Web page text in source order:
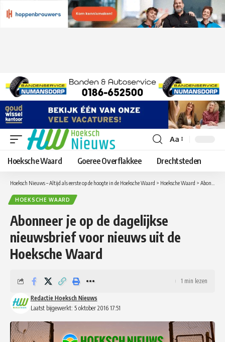
Lettergrootte
aanpassen
Aa
Hoeksche Waard Goeree Overflakkee Drechtsteden
Hoeksch Nieuws – Altijd als eerste op de hoogte in de Hoeksche Waard > Hoeksche Waard > Abonneer je op de dagelijkse nieuwsbrief voor nieuws uit de Hoeksche Waard
HOEKSCHE WAARD
Abonneer je op de dagelijkse
nieuwsbrief voor nieuws uit de
Hoeksche Waard
Laatst bijgewerkt: 5 oktober 2016 17:51
Redactie Hoeksch Nieuws
1 min lezen